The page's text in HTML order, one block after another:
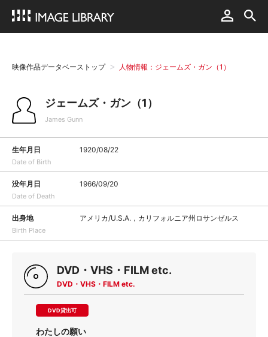
映像作品データベーストップ 人物情報：ジェームズ・ガン（1）
ジェームズ・ガン（1）
James Gunn
生年月日
Date of Birth
1920/08/22
没年月日
Date of Death
1966/09/20
出身地
Birth Place
アメリカ/U.S.A.，カリフォルニア州ロサンゼルス
DVD・VHS・FILM etc.
DVD・VHS・FILM etc.
DVD貸出可
わたしの願い